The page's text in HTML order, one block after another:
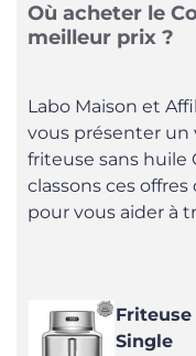
Où acheter le
meilleur prix ?
Labo Maison et
vous présenter un
friteuse sans huile
classons ces
pour vous aider à
Single